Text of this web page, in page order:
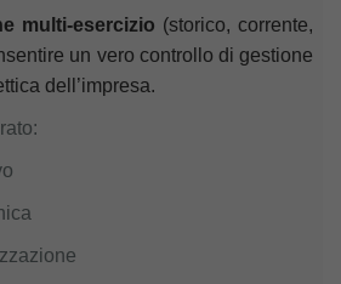
multi-esercizio (storico, corrente,
un vero controllo di gestione
dell’impresa.